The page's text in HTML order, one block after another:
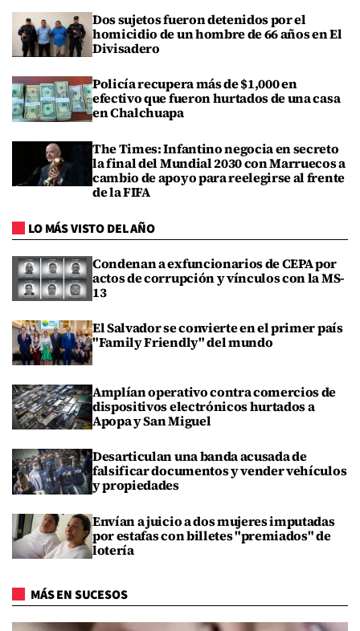
Dos sujetos fueron detenidos por el
homicidio de un hombre de 66 años en El
Divisadero
Policía recupera más de $1,000 en
efectivo que fueron hurtados de una casa
en Chalchuapa
The Times: Infantino negocia en secreto
la final del Mundial 2030 con Marruecos a
cambio de apoyo para reelegirse al frente
de la FIFA
LO MÁS VISTO DEL AÑO
Condenan a exfuncionarios de CEPA por
actos de corrupción y vínculos con la MS-
13
El Salvador se convierte en el primer país
"Family Friendly" del mundo
Amplían operativo contra comercios de
dispositivos electrónicos hurtados a
Apopa y San Miguel
Desarticulan una banda acusada de
falsificar documentos y vender vehículos
y propiedades
Envían a juicio a dos mujeres imputadas
por estafas con billetes "premiados" de
lotería
MÁS EN SUCESOS